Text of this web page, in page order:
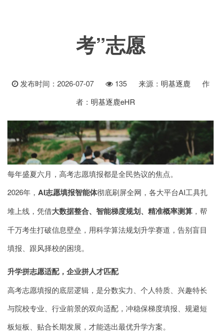
考”志愿
发布时间：2026-07-07 135 来源： 明基逐鹿
作
者： 明基逐鹿eHR
每年盛夏六月，高考志愿填报都是全民热议的焦点。
2026年， AI志愿填报智能体彻底刷屏全网，各大平台AI工具扎
堆上线，凭借大数据整合、智能梯度规划、精准概率测算 ，帮
千万考生打破信息壁垒，用科学算法规划升学赛道，告别盲目
填报、跟风择校的困境。
升学拼志愿适配，企业拼人才匹配
高考志愿填报的底层逻辑，是分数实力、个人特质、兴趣特长
与院校专业、行业前景的双向适配，冲稳保梯度填报、规避短
板短板、贴合长期发展，才能选出最优升学方案。